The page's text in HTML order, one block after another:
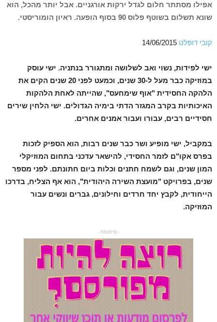
אפילו מסתתר חלום לגדל ירקות אורגניים. אבל יותר מהכל, הוא
שונא תשלום בשוטף פלוס 90 בסוף הופעה. ראיון הומוריסטי.
קובי דופלט
ישי לפידות, נשוי ואב לשלושה ומתגורר בנתניה. ישי עוסק
במוזיקה כבר מעל ל-30 שנים, וכמעט לפני 20 שנים הקים את
הלהקה החסידית "אוף שימחעס", שהייתה לאחת הלהקות
האיכותיות בקרב המגזר הדתי בימיה הגדולים. ישי הלחין שירים
חסידיים רבים, עבורו ועבור אמנים אחרים.
במקביל, ישי מופיע ושר כבר שנים רבות, הוא הספיק לזכות
בפרס אקו"ם לזמר החסידי, להישאר עדכני בתחום המוזיקלי
המון שנים, וגם לשמח חתנים וכלות ביום חתונתם. לפני מספר
שנים, בפרויקט "מועצת השירה היהודית", הוא אף הצליח, בדרכו
הייחודית, לקבץ יחד חרדים וחילונים, גברים ונשים עבור
המוזיקה.
- פרסומת -